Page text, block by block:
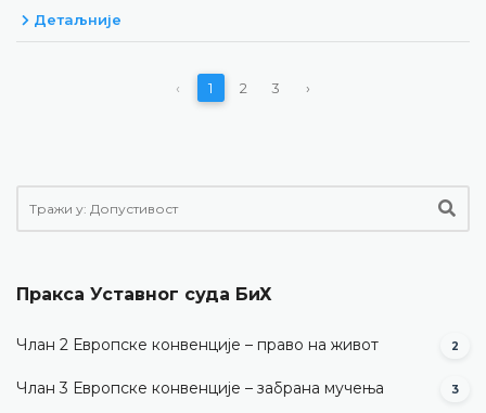
Детаљније
‹ 1 2 3 ›
Пракса Уставног суда БиХ
Члан 2 Европске конвенције – право на живот 2
Члан 3 Европске конвенције – забрана мучења 3